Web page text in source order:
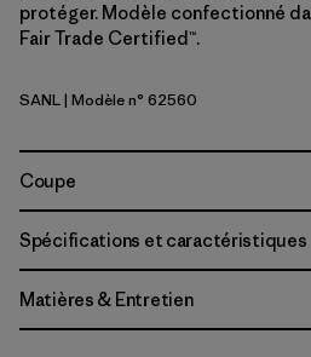
protéger. Modèle confectionné
Fair Trade Certified™.
Sardines: Natural
SANL| Modèle n° 62560
Coupe
Spécifications et caractéristiques
Matières & Entretien